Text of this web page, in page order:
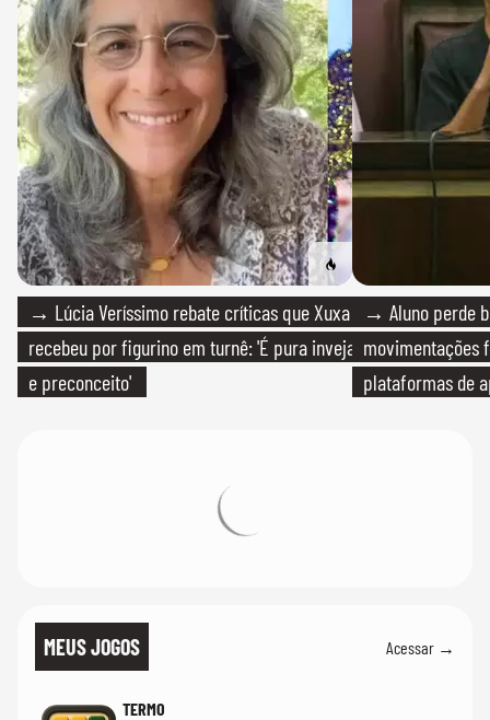
→ Lúcia Veríssimo rebate críticas que Xuxa
recebeu por figurino em turnê: 'É pura inveja
e preconceito'
→ Aluno perde
movimentações
plataformas de
MEUS JOGOS Acessar →
TERMO